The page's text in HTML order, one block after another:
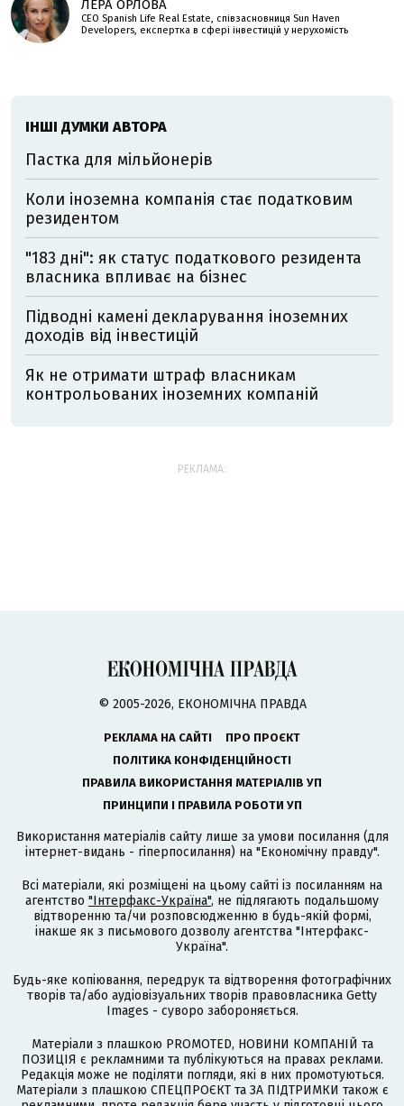
ЛЕРА ОРЛОВА
CEO Spanish Life Real Estate, співзасновниця Sun Haven
Developers, експертка в сфері інвестицій у нерухомість
ІНШІ ДУМКИ АВТОРА
Пастка для мільйонерів
Коли іноземна компанія стає податковим
резидентом
"183 дні": як статус податкового резидента
власника впливає на бізнес
Підводні камені декларування іноземних
доходів від інвестицій
Як не отримати штраф власникам
контрольованих іноземних компаній
РЕКЛАМА:
© 2005-2026, ЕКОНОМІЧНА ПРАВДА
РЕКЛАМА НА САЙТІ
ПРО ПРОЄКТ
ПОЛІТИКА КОНФІДЕНЦІЙНОСТІ
ПРАВИЛА ВИКОРИСТАННЯ МАТЕРІАЛІВ УП
ПРИНЦИПИ І ПРАВИЛА РОБОТИ УП
Використання матеріалів сайту лише за умови посилання (для
інтернет-видань - гіперпосилання) на "Економічну правду".
Всі матеріали, які розміщені на цьому сайті із посиланням на
агентство "Інтерфакс-Україна", не підлягають подальшому
відтворенню та/чи розповсюдженню в будь-якій формі,
інакше як з письмового дозволу агентства "Інтерфакс-
Україна".
Будь-яке копіювання, передрук та відтворення фотографічних
творів та/або аудіовізуальних творів правовласника Getty
Images - суворо забороняється.
Матеріали з плашкою PROMOTED, НОВИНИ КОМПАНІЙ та
ПОЗИЦІЯ є рекламними та публікуються на правах реклами.
Редакція може не поділяти погляди, які в них промотуються.
Матеріали з плашкою СПЕЦПРОЄКТ та ЗА ПІДТРИМКИ також є